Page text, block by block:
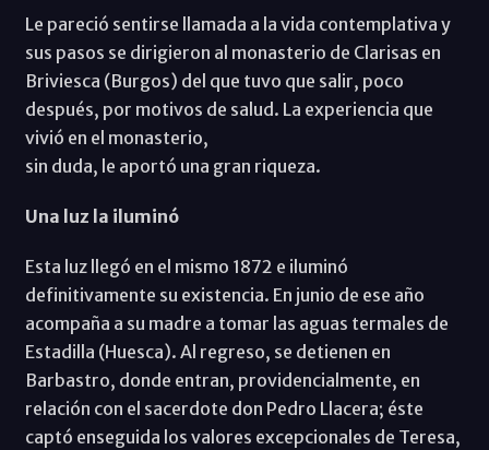
Le pareció sentirse llamada a la vida contemplativa y
sus pasos se dirigieron al monasterio de Clarisas en
Briviesca (Burgos) del que tuvo que salir, poco
después, por motivos de salud. La experiencia que
vivió en el monasterio,
sin duda, le aportó una gran riqueza.
Una luz la iluminó
Esta luz llegó en el mismo 1872 e iluminó
definitivamente su existencia. En junio de ese año
acompaña a su madre a tomar las aguas termales de
Estadilla (Huesca). Al regreso, se detienen en
Barbastro, donde entran, providencialmente, en
relación con el sacerdote don Pedro Llacera; éste
captó enseguida los valores excepcionales de Teresa,